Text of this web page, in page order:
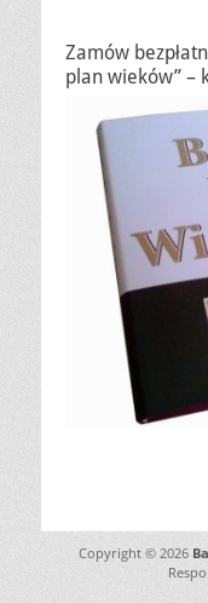
Zamów
plan wieków” –
Copyright © 2026